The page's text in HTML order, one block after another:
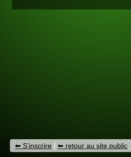
S’inscrire retour au site public